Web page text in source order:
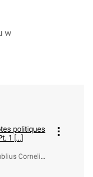
w
politiques
1 [...]
Cornelius